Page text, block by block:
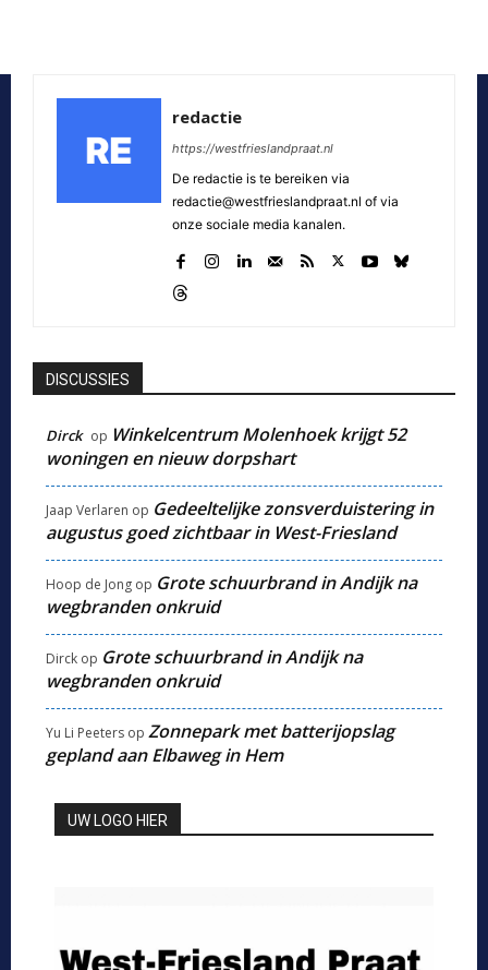
redactie
https://westfrieslandpraat.nl
De redactie is te bereiken via
redactie@westfrieslandpraat.nl of via
onze sociale media kanalen.
DISCUSSIES
Dirck op Winkelcentrum Molenhoek krijgt 52
woningen en nieuw dorpshart
Jaap Verlaren op Gedeeltelijke zonsverduistering in
augustus goed zichtbaar in West-Friesland
Hoop de Jong op Grote schuurbrand in Andijk na
wegbranden onkruid
Dirck op Grote schuurbrand in Andijk na
wegbranden onkruid
Yu Li Peeters op Zonnepark met batterijopslag
gepland aan Elbaweg in Hem
UW LOGO HIER